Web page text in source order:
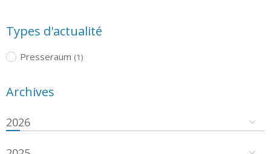
Types d'actualité
Presseraum (1)
Archives
2026